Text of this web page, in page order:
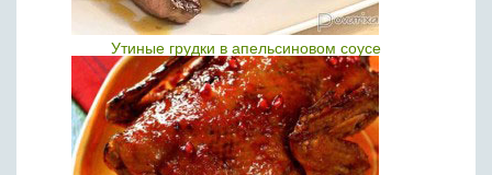
Утиные грудки в апельсиновом соусе